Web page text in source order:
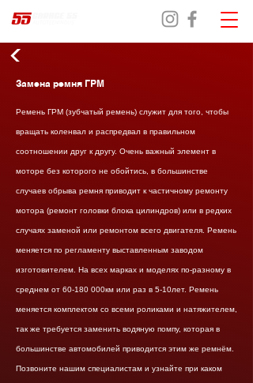
Замена ремня ГРМ
Ремень ГРМ (зубчатый ремень) служит для того, чтобы
вращать коленвал и распредвал в правильном
соотношении друг к другу. Очень важный элемент в
моторе без которого не обойтись, в большинстве
случаев обрыва ремня приводит к частичному ремонту
мотора (ремонт головки блока цилиндров) или в редких
случаях заменой или ремонтом всего двигателя. Ремень
меняется по регламенту выставленным заводом
изготовителем. На всех марках и моделях по-разному в
среднем от 60-180 000км или раз в 5-10лет. Ремень
меняется комплектом со всеми роликами и натяжителем,
так же требуется заменить водяную помпу, которая в
большинстве автомобилей приводится этим же ремнём.
Позвоните нашим специалистам и узнайте при каком